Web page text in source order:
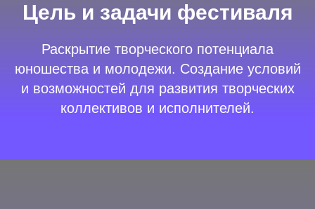
Цель и задачи фестиваля
Раскрытие творческого потенциала
юношества и молодежи. Создание условий
и возможностей для развития творческих
коллективов и исполнителей.